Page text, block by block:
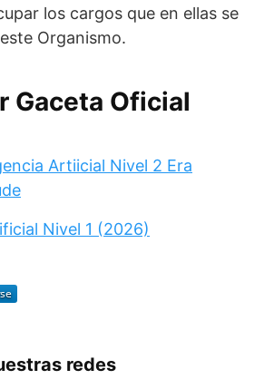
los cargos que en ellas se
Organismo.
Gaceta Oficial
Artiicial Nivel 2 Era
Nivel 1 (2026)
redes